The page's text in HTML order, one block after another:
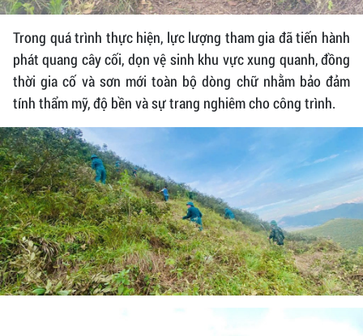
Trong quá trình thực hiện, lực lượng tham gia đã tiến hành
phát quang cây cối, dọn vệ sinh khu vực xung quanh, đồng
thời gia cố và sơn mới toàn bộ dòng chữ nhằm bảo đảm
tính thẩm mỹ, độ bền và sự trang nghiêm cho công trình.